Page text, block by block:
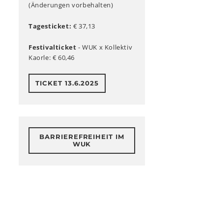
(Änderungen vorbehalten)
Tagesticket: € 37,13
Festivalticket - WUK x Kollektiv
Kaorle: € 60,46
TICKET 13.6.2025
BARRIEREFREIHEIT IM
WUK